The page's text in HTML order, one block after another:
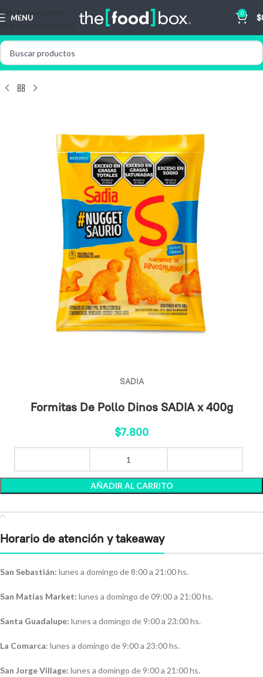
Skip to navigation
Skip to main content
MENU 0 $
SADIA
Formitas De Pollo Dinos SADIA x 400g
$7.800
AÑADIR AL CARRITO
Horario de atención y takeaway
San Sebastián: lunes a domingo de 8:00 a 21:00 hs.
San Matías Market: lunes a domingo de 09:00 a 21:00 hs.
Santa Guadalupe: lunes a domingo de 9:00 a 23:00 hs.
La Comarca: lunes a domingo de 9:00 a 23:00 hs.
San Jorge Village: lunes a domingo de 9:00 a 21:00 hs.